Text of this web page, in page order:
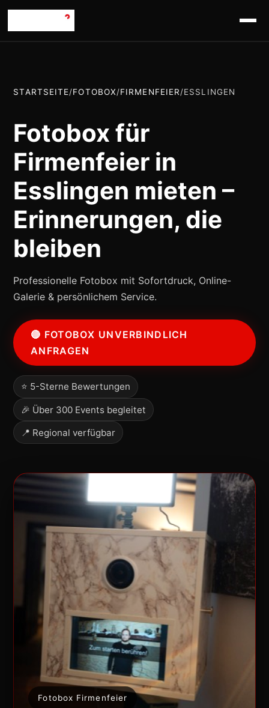
STARTSEITE/FOTOBOX/FIRMENFEIER/ESSLINGEN
Fotobox für
Firmenfeier in
Esslingen mieten –
Erinnerungen, die
bleiben
Professionelle Fotobox mit Sofortdruck, Online-
Galerie & persönlichem Service.
🔴 FOTOBOX UNVERBINDLICH
ANFRAGEN
⭐ 5-Sterne Bewertungen
🎉 Über 300 Events begleitet
📍 Regional verfügbar
Fotobox Firmenfeier